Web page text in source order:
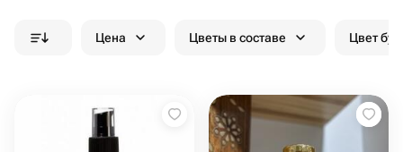
Цена Цветы в составе Цвет